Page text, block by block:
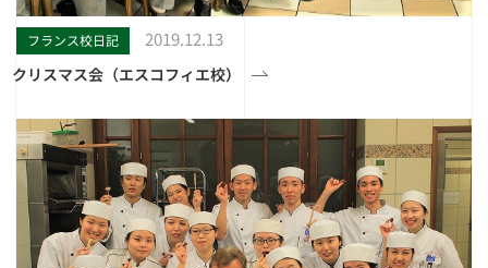
フランス校日記 2019.12.13
クリスマス会（エスコフィエ校）